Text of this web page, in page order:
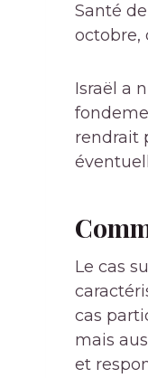
Santé
octobre,
Israël a
rendrait
Le cas
cas
mais
et